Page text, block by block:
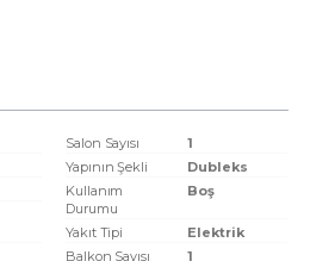
Salon Sayısı
1
Yapının Şekli
Dubleks
Kullanım
Durumu
Boş
Yakıt Tipi
Elektrik
Balkon Sayısı
1